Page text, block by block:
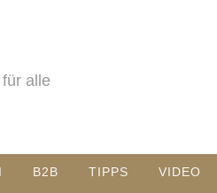
B2B TIPPS VIDEO